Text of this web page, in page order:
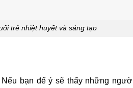
trẻ nhiệt huyết và sáng tạo
bạn để ý sẽ thấy những